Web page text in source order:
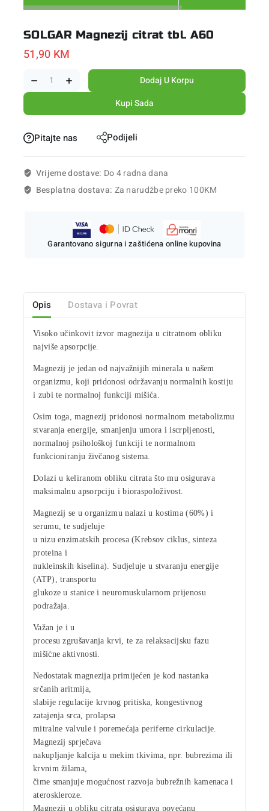
SOLGAR Magnezij citrat tbl. A60
51,90 KM
Dodaj U Korpu
Kupi Sada
Pitajte nas Podijeli
Vrijeme dostave: Do 4 radna dana
Besplatna dostava: Za narudžbe preko 100KM
Garantovano sigurna i zaštićena online kupovina
Opis Dostava i Povrat
Visoko učinkovit izvor magnezija u citratnom obliku
najviše apsorpcije.
Magnezij je jedan odnajvažnijih minerala u našem
organizmu, koji pridonosi održavanjunormalnih kostiju
i zubite normalnoj funkciji mišića.
Osim toga, magnezij pridonosi normalnom metabolizmu
stvaranja energije,smanjenju umora iiscrpljenosti,
normalnoj psihološkoj funkcijite normalnom
funkcioniranju živčanog sistema.
Dolazi u keliranom obliku citratašto mu osigurava
maksimalnu apsorpciju i bioraspoloživost.
Magnezij se u organizmu nalazi u kostima (60%) i
serumu, te sudjeluje
u nizu enzimatskih procesa (Krebsov ciklus, sinteza
proteina i
nukleinskih kiselina). Sudjeluje u stvaranju energije
(ATP), transportu
glukoze u stanice i neuromuskularnom prijenosu
podražaja.
Važan je i u
procesuzgrušavanja krvi, te za relaksacijsku fazu
mišićne aktivnosti.
Nedostatak magnezija primijećen je kod nastanka
srčanih aritmija,
slabije regulacije krvnog pritiska, kongestivnog
zatajenja srca, prolapsa
mitralne valvule i poremećaja periferne cirkulacije.
Magnezij sprječava
nakupljanje kalcija u mekim tkivima, npr. bubrezima ili
krvnim žilama,
čime smanjuje mogućnost razvoja bubrežnih kamenaca i
ateroskleroze.
Magnezij u obliku citrata osigurava povećanu